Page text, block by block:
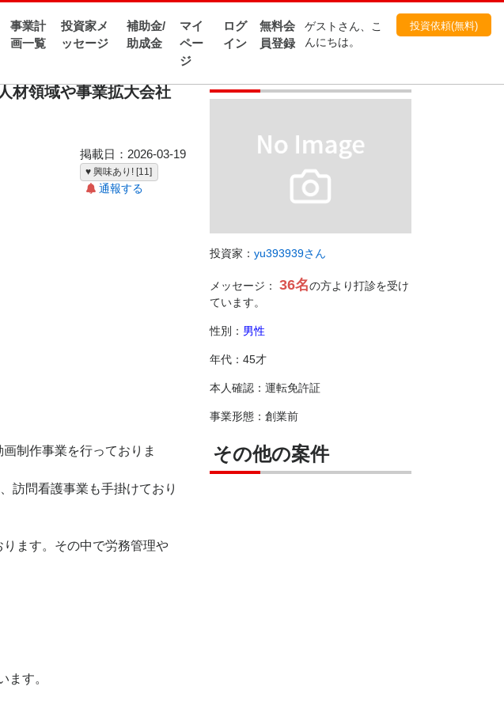
事業計
画一覧
投資家メ
ッセージ
補助金/
助成金
マイ
ペー
ジ
ログ
イン
無料会
員登録
ゲストさん、こ
んにちは。
投資依頼(無料)
/AI領域/人材領域や事業拡大会社会
材領域や事業拡大会社
掲載日：2026-03-19
♥ 興味あり! [11]
通報する
制作事業を行っておりま
訪問看護事業も手掛けており
ます。その中で労務管理や
ます。
投資家： yu393939さん
メッセージ： 36名の方より打診を受け
ています。
性別： 男性
年代：45才
本人確認：運転免許証
事業形態：創業前
その他の案件